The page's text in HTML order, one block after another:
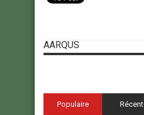
AARQUS
Populaire Récent